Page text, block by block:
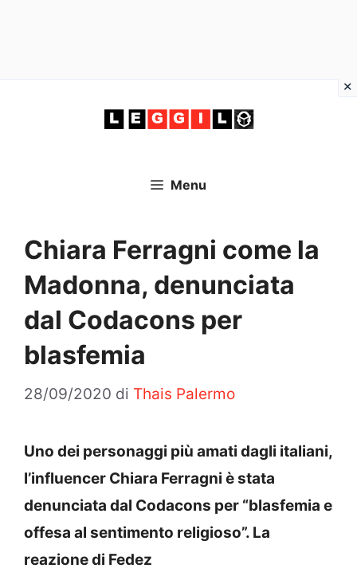
Menu
Chiara Ferragni come la
Madonna, denunciata
dal Codacons per
blasfemia
28/09/2020 di Thais Palermo
Uno dei personaggi più amati dagli italiani,
l’influencer Chiara Ferragni è stata
denunciata dal Codacons per “blasfemia e
offesa al sentimento religioso”. La
reazione di Fedez